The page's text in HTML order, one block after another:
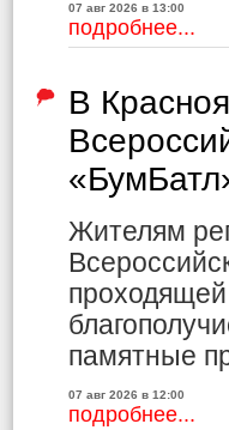
07 авг 2026 в 13:00
подробнее...
В
Жителям
памятные
07 авг 2026 в 12:00
подробнее...